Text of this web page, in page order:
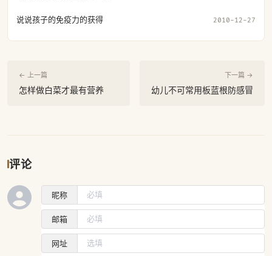
说说孩子的免疫力的获得 2010-12-27
← 上一篇
怎样做白菜才最有营养
下一篇 →
幼儿不可常用板蓝根防感冒
评论
昵称
邮箱
网址